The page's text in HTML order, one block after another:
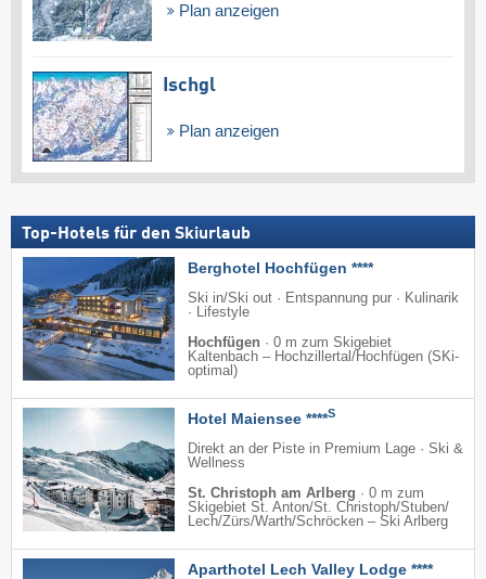
Plan anzeigen
Ischgl
Plan anzeigen
Top-Hotels für den Skiurlaub
Berghotel Hochfügen ****
Ski in/Ski out · Entspannung pur · Kulinarik
· Lifestyle
Hochfügen · 0 m zum Skigebiet
Kaltenbach – Hochzillertal/​Hochfügen (SKi-
optimal)
Hotel Maiensee ****S
Direkt an der Piste in Premium Lage · Ski &
Wellness
St. Christoph am Arlberg · 0 m zum
Skigebiet St. Anton/​St. Christoph/​Stuben/​
Lech/​Zürs/​Warth/​Schröcken – Ski Arlberg
Aparthotel Lech Valley Lodge ****